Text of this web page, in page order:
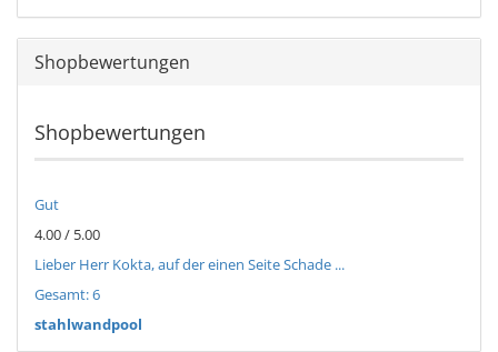
Shopbewertungen
Shopbewertungen
Gut
4.00 / 5.00
Lieber Herr Kokta, auf der einen Seite Schade ...
Gesamt: 6
stahlwandpool